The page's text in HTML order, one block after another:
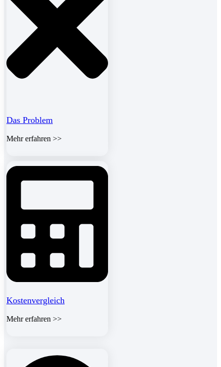
Das Problem
Mehr erfahren >>
Kostenvergleich
Mehr erfahren >>